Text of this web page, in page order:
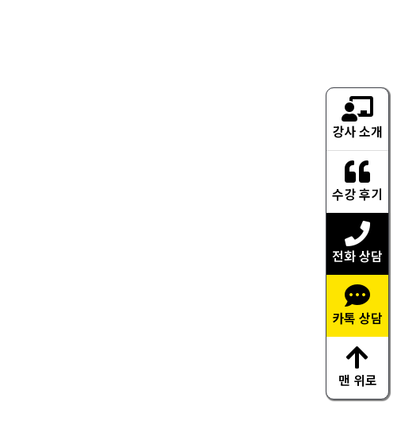
강사 소개
수강 후기
전화 상담
카톡 상담
맨 위로